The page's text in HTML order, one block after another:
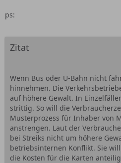
ps:
Zitat
Wenn Bus oder U-Bahn nicht
hinnehmen. Die
auf höhere Gewalt. In
strittig. So will die
Musterprozess für Inhaber von
anstrengen. Laut der
bei Streiks nicht um höhere
betriebsinternen Konflikt. Sie
die Kosten für die Karten